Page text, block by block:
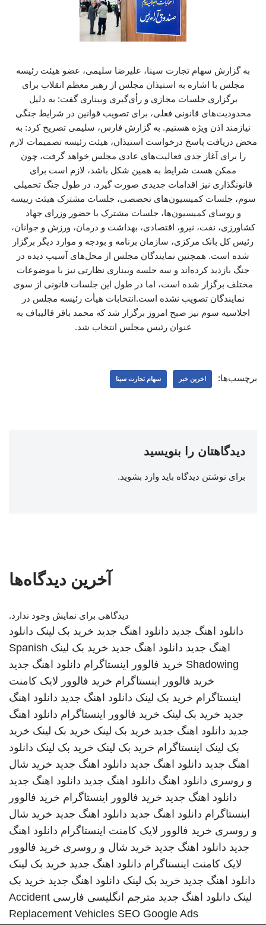
به گزارش سهام تجارت سینا، علیرضا سلیمی، عضو هیئت رئیسه
مجلس با اشاره به استیذان مجلس از رهبر معظم انقلاب برای
برگزاری جلسات مجازی و رأی‌گیری وبیناری گفت: به دلیل
محدودیت‌های قانونی فعلی، برای تصویب قوانین در شرایط جنگی
نیازمند اذن ویژه هستیم. به گزارش فارس، سلیمی تصریح کرد: به
محض دریافت پاسخ درخواست استیذان، هیئت رئیسه تصمیمات لازم
را برای آغاز جدی فعالیت‌های عادی مجلس خواهد گرفت، چون
ممکن هست شرایط به همین شکل باشد، لازم است برای
قانونگذاری نیز اقدامات جدیدی صورت گیرد. در طول جنگ تحمیلی
سوم، جلسات کمیسیون‌های تحصصی، جلسات مشترک هیئت رییسه
و روسای کمیسیون‌ها، جلسات مشترک با حضور وزرای جهاد
کشاورزی، نفت، نیرو، اقتصادی، بهداشت و درمان، ورزش و جوانان،
رئیس کل بانک مرکزی، سازمان برنامه و بودجه و موارد دیگر برگزار
شده است. همچنین نمایندگان مجلس از محل‌های آسیب دیده در
جنگ بازدید کرده‌اند و سه جلسه وبیناری ‌نظارتی نیز با موضوعات
مختلف برگزار شده است، اما در طول این جلسات قانونی از سوی
نمایندگان تصویب نشده است.انتخابات هیأت‌ رئیسه مجلس در
اجلاسیه سوم نیز صبح امروز برگزار شد که محمد باقر قالیباف به
عنوان رئیس مجلس انتخاب شد.
برچسب‌ها: اخرین خبر سهام تجارت سینا
دیدگاهتان را بنویسید
برای نوشتن دیدگاه باید وارد بشوید.
آخرین دیدگاه‌ها
دیدگاهی برای نمایش وجود ندارد.
دانلود اهنگ جدید دانلود اهنگ جدید خرید بک لینک دانلود
اهنگ جدید دانلود اهنگ جدید خرید بک لینک Spanish
Shadowing خرید فالوور اینستاگرام دانلود اهنگ جدید
خرید فالوور اینستاگرام خرید فالوور لایک کامنت
اینستاگرام خرید بک لینک دانلود اهنگ جدید دانلود اهنگ
جدید خرید بک لینک خرید فالوور اینستاگرام دانلود اهنگ
جدید دانلود اهنگ جدید خرید بک لینک خرید بک لینک خرید
بک لینک اینستاگرام خرید بک لینک خرید بک لینک دانلود
اهنگ جدید دانلود اهنگ جدید دانلود اهنگ جدید خرید شال
و روسری دانلود اهنگ دانلود اهنگ جدید دانلود اهنگ جدید
دانلود اهنگ جدید خرید فالوور اینستاگرام خرید فالوور
اینستاگرام دانلود اهنگ جدید دانلود اهنگ جدید خرید شال
و روسری خرید فالوور لایک کامنت اینستاگرام دانلود اهنگ
جدید دانلود اهنگ جدید خرید شال و روسری خرید فالوور
لایک کامنت اینستاگرام دانلود اهنگ جدید خرید بک لینک
دانلود اهنگ جدید خرید بک لینک دانلود اهنگ جدید خرید بک
لینک دانلود اهنگ جدید مترجم انگلیسی فارسی Accident
Replacement Vehicles SEO Google Ads